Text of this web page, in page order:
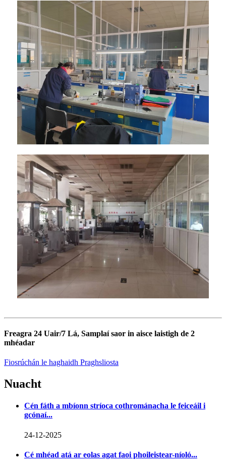
Freagra 24 Uair/7 Lá, Samplaí saor in aisce laistigh de 2
mhéadar
Fiosrúchán le haghaidh Praghsliosta
Nuacht
Cén fáth a mbíonn stríoca cothrománacha le feiceáil i
gcónaí...
24-12-2025
Cé mhéad atá ar eolas agat faoi phoileistear-níoló...